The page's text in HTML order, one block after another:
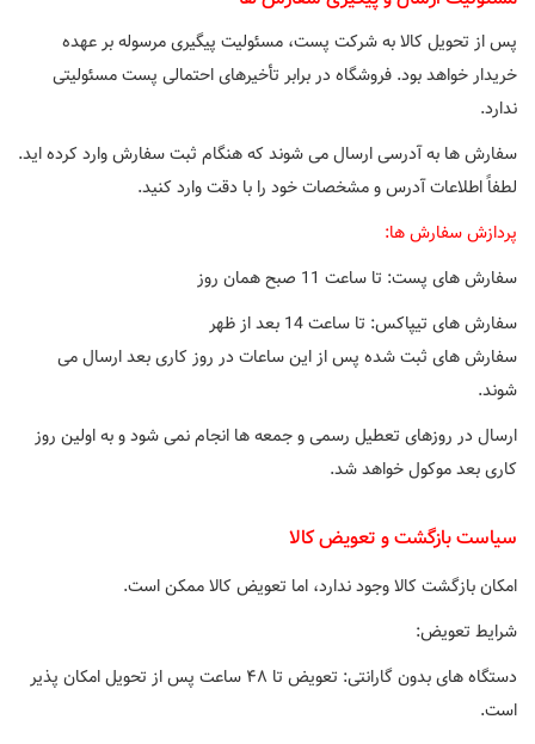
پس از تحویل کالا به شرکت پست، مسئولیت پیگیری مرسوله بر عهده
خریدار خواهد بود. فروشگاه در برابر تأخیرهای احتمالی پست مسئولیتی
ندارد.
سفارش ها به آدرسی ارسال می شوند که هنگام ثبت سفارش وارد کرده اید.
لطفاً اطلاعات آدرس و مشخصات خود را با دقت وارد کنید.
پردازش سفارش ها:
سفارش های پست: تا ساعت 11 صبح همان روز
سفارش های تیپاکس: تا ساعت 14 بعد از ظهر
سفارش های ثبت شده پس از این ساعات در روز کاری بعد ارسال می
شوند.
ارسال در روزهای تعطیل رسمی و جمعه ها انجام نمی شود و به اولین روز
کاری بعد موکول خواهد شد.
سیاست بازگشت و تعویض کالا
امکان بازگشت کالا وجود ندارد، اما تعویض کالا ممکن است.
شرایط تعویض:
دستگاه های بدون گارانتی: تعویض تا ۴۸ ساعت پس از تحویل امکان پذیر
است.